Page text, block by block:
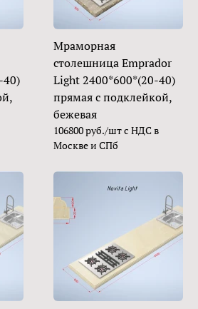
40)
Мраморная
столешница Emprador
Light 2400*600*(20-40)
прямая с подклейкой,
бежевая
106800 руб./шт с НДС в
Москве и СПб